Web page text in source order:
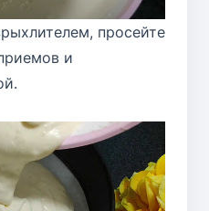
просейте
и